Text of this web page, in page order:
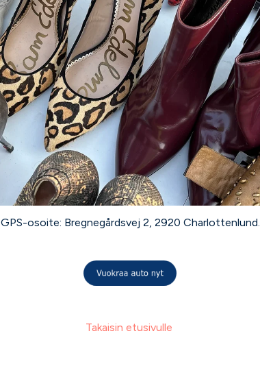
GPS-osoite: Bregnegårdsvej 2, 2920 Charlottenlund.
Takaisin etusivulle